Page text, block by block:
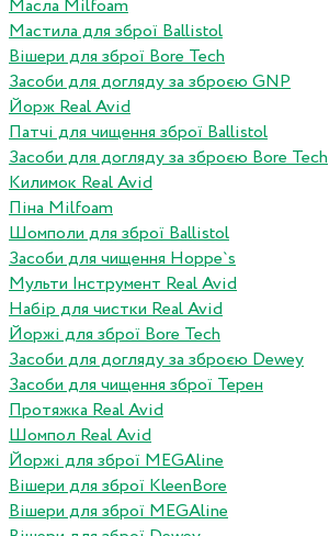
Масла Milfoam
Мастила для зброї Ballistol
Вішери для зброї Bore Tech
Засоби для догляду за зброєю GNP
Йорж Real Avid
Патчі для чищення зброї Ballistol
Засоби для догляду за зброєю Bore Tech
Килимок Real Avid
Піна Milfoam
Шомполи для зброї Ballistol
Засоби для чищення Hoppe`s
Мульти Інструмент Real Avid
Набір для чистки Real Avid
Йоржі для зброї Bore Tech
Засоби для догляду за зброєю Dewey
Засоби для чищення зброї Терен
Протяжка Real Avid
Шомпол Real Avid
Йоржі для зброї MEGAline
Вішери для зброї KleenBore
Вішери для зброї MEGAline